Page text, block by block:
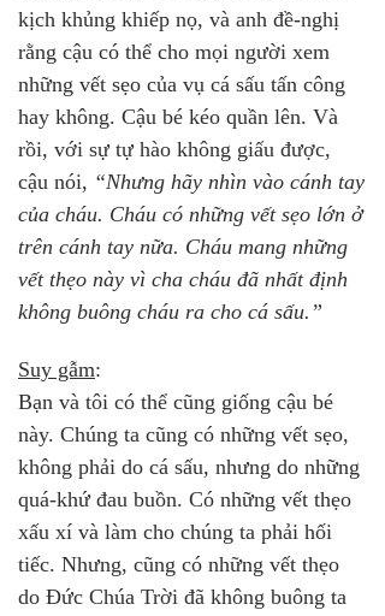
kịch khủng khiếp nọ, và anh đề-nghị
rằng cậu có thể cho mọi người xem
những vết sẹo của vụ cá sấu tấn công
hay không. Cậu bé kéo quần lên. Và
rồi, với sự tự hào không giấu được,
cậu nói, “Nhưng hãy nhìn vào cánh tay
của cháu. Cháu có những vết sẹo lớn ở
trên cánh tay nữa. Cháu mang những
vết thẹo này vì cha cháu đã nhất định
không buông cháu ra cho cá sấu.”
Suy gẫm:
Bạn và tôi có thể cũng giống cậu bé
này. Chúng ta cũng có những vết sẹo,
không phải do cá sấu, nhưng do những
quá-khứ đau buồn. Có những vết thẹo
xấu xí và làm cho chúng ta phải hối
tiếc. Nhưng, cũng có những vết thẹo
do Đức Chúa Trời đã không buông ta